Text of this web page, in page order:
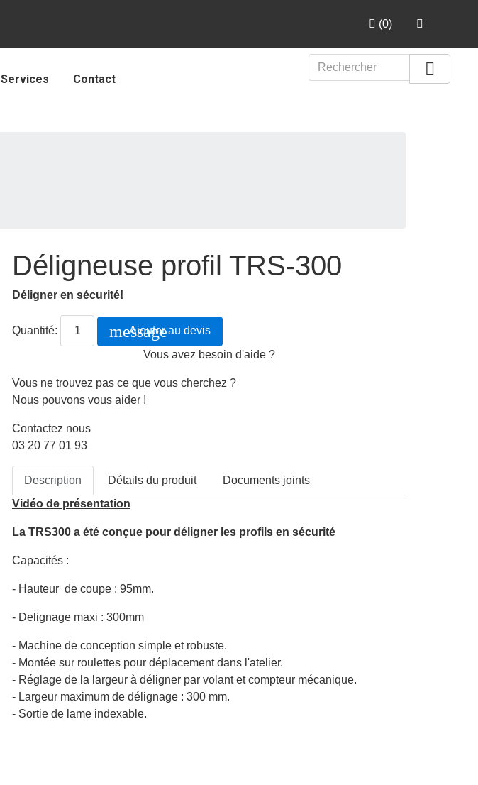
(0)
Services Contact

Déligneuse profil TRS-300
Déligner en sécurité!
Quantité: message
Ajouter au devis
Vous avez besoin d'aide ?
Vous ne trouvez pas ce que vous cherchez ?
Nous pouvons vous aider !
Contactez nous
03 20 77 01 93
Description Détails du produit
Documents joints
Vidéo de présentation
La TRS300 a été conçue pour déligner les profils en sécurité
Capacités :
- Hauteur de coupe : 95mm.
- Delignage maxi : 300mm
- Machine de conception simple et robuste.
- Montée sur roulettes pour déplacement dans l'atelier.
- Réglage de la largeur à déligner par volant et compteur mécanique.
- Largeur maximum de délignage : 300 mm.
- Sortie de lame indexable.